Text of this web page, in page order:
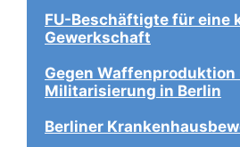
FU-Beschäftigte für eine
Gewerkschaft
Gegen Waffenproduktion
Militarisierung in Berlin
Berliner